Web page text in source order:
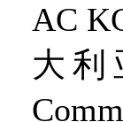
AC
大利